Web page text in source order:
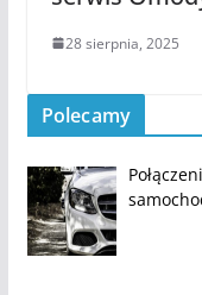
28 sierpnia, 2025
Polecamy